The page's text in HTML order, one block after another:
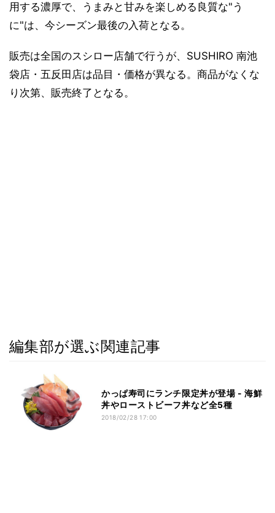
用する濃厚で、うまみと甘みを楽しめる良質な"う
に"は、今シーズン最後の入荷となる。
販売は全国のスシロー店舗で行うが、SUSHIRO 南池
袋店・五反田店は品目・価格が異なる。商品がなくな
り次第、販売終了となる。
編集部が選ぶ関連記事
かっぱ寿司にランチ限定丼が登場 - 海鮮
丼やローストビーフ丼など全5種
2018/02/28 17:00